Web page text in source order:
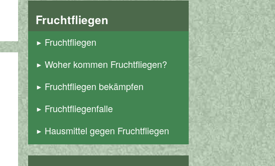
Fruchtfliegen
Fruchtfliegen
Woher kommen Fruchtfliegen?
Fruchtfliegen bekämpfen
Fruchtfliegenfalle
Hausmittel gegen Fruchtfliegen